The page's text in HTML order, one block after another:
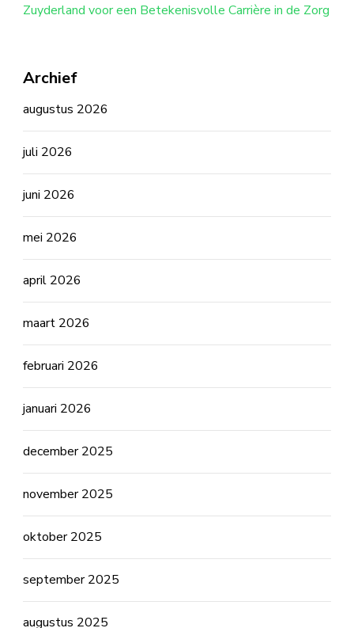
Zuyderland voor een Betekenisvolle Carrière in de Zorg
Archief
augustus 2026
juli 2026
juni 2026
mei 2026
april 2026
maart 2026
februari 2026
januari 2026
december 2025
november 2025
oktober 2025
september 2025
augustus 2025